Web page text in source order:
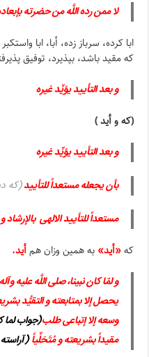
لا ممن رده اللَّه من حضرته
ابا کرده، سرباز زده، أبا، ابا
که مقید باشد، بپذیرد، توفیق
و بعد التأیید یؤیِّد غیره
(که و أید )
و بعد التأیید یؤیِّد غیره
بأن یجعله مستعداً للتأیید(که
مستعداً للتأییدالالهی بالإرشاد و
که«أید» به همین وزان همأید.
و لمّا کان نبینا، صلى اللَّه علیه
یحصل إلا بمتابعته و التقیُّد
وسعه إلا إتباعى طلب(جواب لما
مقیداً بشریعته و مُتَحَلِّیاً